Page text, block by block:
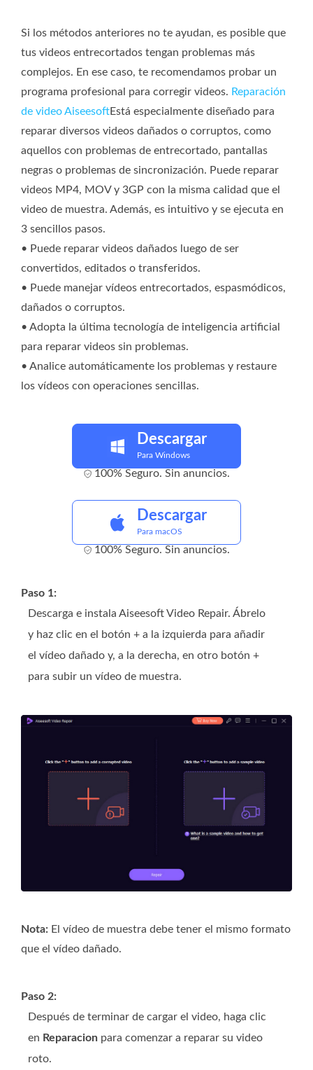
Si los métodos anteriores no te ayudan, es posible que
tus videos entrecortados tengan problemas más
complejos. En ese caso, te recomendamos probar un
programa profesional para corregir videos. Reparación
de video AiseesoftEstá especialmente diseñado para
reparar diversos videos dañados o corruptos, como
aquellos con problemas de entrecortado, pantallas
negras o problemas de sincronización. Puede reparar
videos MP4, MOV y 3GP con la misma calidad que el
video de muestra. Además, es intuitivo y se ejecuta en
3 sencillos pasos.
• Puede reparar videos dañados luego de ser
convertidos, editados o transferidos.
• Puede manejar vídeos entrecortados, espasmódicos,
dañados o corruptos.
• Adopta la última tecnología de inteligencia artificial
para reparar videos sin problemas.
• Analice automáticamente los problemas y restaure
los vídeos con operaciones sencillas.
Descargar
Para Windows
100% Seguro. Sin anuncios.
Descargar
Para macOS
100% Seguro. Sin anuncios.
Paso 1:
Descarga e instala Aiseesoft Video Repair. Ábrelo
y haz clic en el botón + a la izquierda para añadir
el vídeo dañado y, a la derecha, en otro botón +
para subir un vídeo de muestra.
Nota: El vídeo de muestra debe tener el mismo formato
que el vídeo dañado.
Paso 2:
Después de terminar de cargar el video, haga clic
en Reparacion para comenzar a reparar su video
roto.